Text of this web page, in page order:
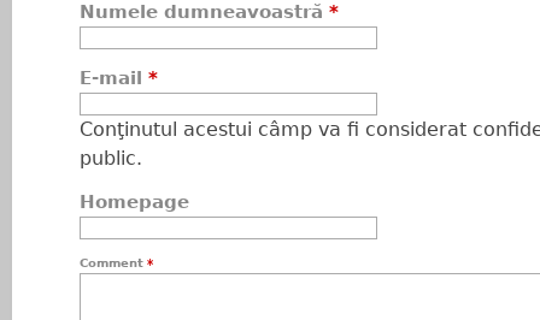
Numele dumneavoastră *
E-mail *
Conţinutul acestui câmp va fi considerat
public.
Homepage
Comment *